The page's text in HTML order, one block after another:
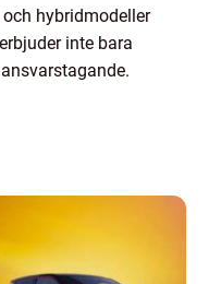
hybridmodeller
inte bara